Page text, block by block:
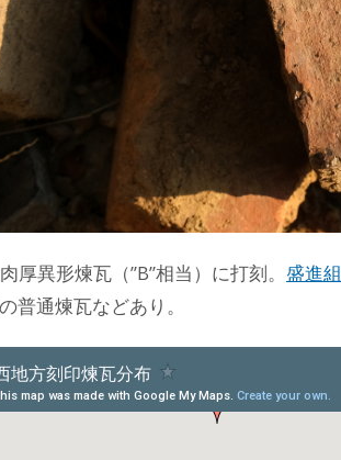
厚異形煉瓦（”B”相当）に打刻。 盛進組
普通煉瓦などあり。